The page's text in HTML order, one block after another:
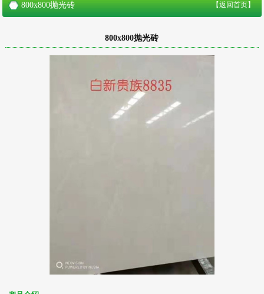
800x800抛光砖 【返回首页】
800x800抛光砖